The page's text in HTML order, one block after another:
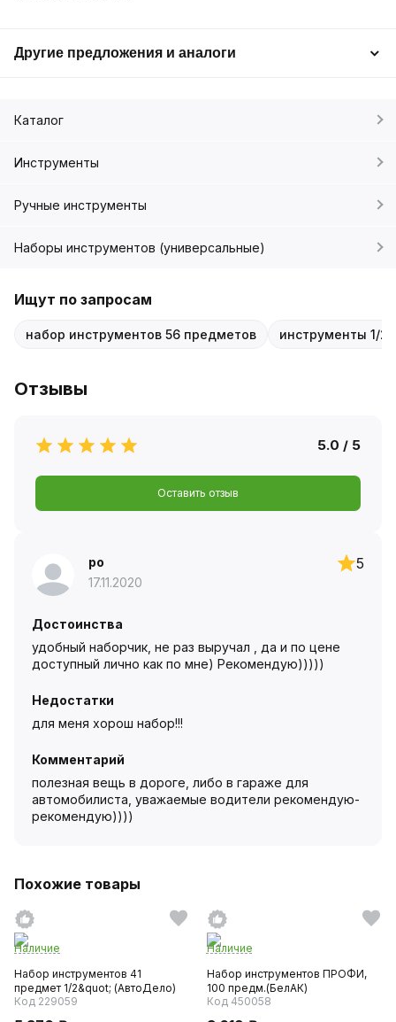
Другие предложения и аналоги
Каталог
Инструменты
Ручные инструменты
Наборы инструментов (универсальные)
Ищут по запросам
набор инструментов 56 предметов инструменты 1/2
Отзывы
5.0 / 5
Оставить отзыв
ро
17.11.2020
5
Достоинства
удобный наборчик, не раз выручал , да и по цене
доступный лично как по мне) Рекомендую)))))
Недостатки
для меня хорош набор!!!
Комментарий
полезная вещь в дороге, либо в гараже для
автомобилиста, уважаемые водители рекомендую-
рекомендую))))
Похожие товары
Наличие
Набор инструментов 41
предмет 1/2&quot; (АвтоДело)
Код 229059
Наличие
Набор инструментов ПРОФИ,
100 предм.(БелАК)
Код 450058